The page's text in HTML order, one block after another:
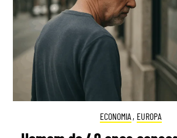
ECONOMIA , EUROPA